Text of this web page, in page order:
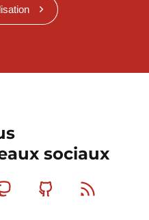
sociaux
MastodonGithub